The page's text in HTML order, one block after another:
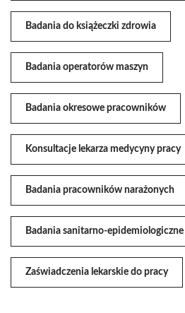
Badania do książeczki zdrowia
Badania operatorów maszyn
Badania okresowe pracowników
Konsultacje lekarza medycyny pracy
Badania pracowników narażonych
Badania sanitarno-epidemiologiczne
Zaświadczenia lekarskie do pracy